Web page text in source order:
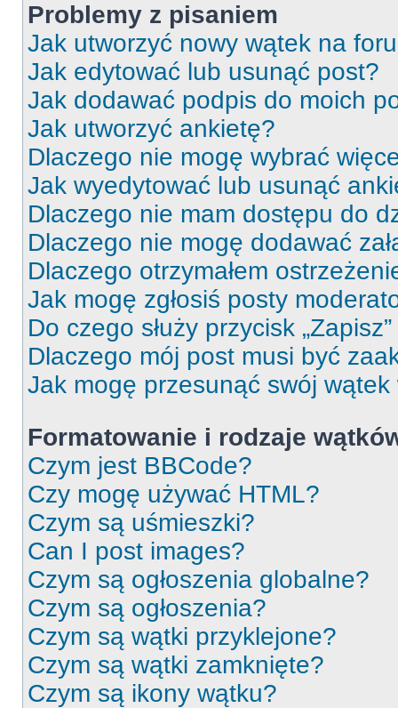
Problemy z pisaniem
Jak utworzyć nowy wątek na
Jak edytować lub usunąć post?
Jak dodawać podpis do moich
Jak utworzyć ankietę?
Dlaczego nie mogę wybrać
Jak wyedytować lub usunąć
Dlaczego nie mam dostępu do
Dlaczego nie mogę dodawać
Dlaczego otrzymałem
Jak mogę zgłosiś posty
Do czego służy przycisk
Dlaczego mój post musi być
Jak mogę przesunąć swój wątek
Formatowanie i rodzaje
Czym jest BBCode?
Czy mogę używać HTML?
Czym są uśmieszki?
Can I post images?
Czym są ogłoszenia globalne?
Czym są ogłoszenia?
Czym są wątki przyklejone?
Czym są wątki zamknięte?
Czym są ikony wątku?